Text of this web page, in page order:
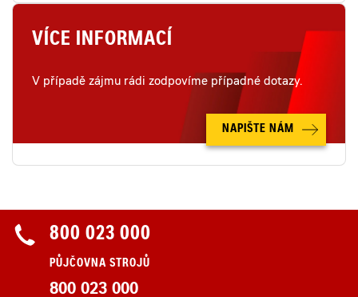
VÍCE INFORMACÍ
V případě zájmu rádi zodpovíme případné dotazy.
NAPIŠTE NÁM
800 023 000
PŮJČOVNA STROJŮ
800 023 000